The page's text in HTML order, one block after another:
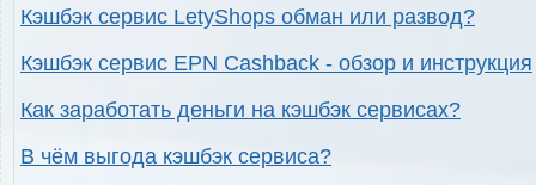
Кэшбэк сервис LetyShops обман или развод?
Кэшбэк сервис EPN Cashback - обзор и инструкция
Как заработать деньги на кэшбэк сервисах?
В чём выгода кэшбэк сервиса?